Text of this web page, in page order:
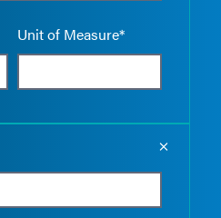
Unit of Measure*